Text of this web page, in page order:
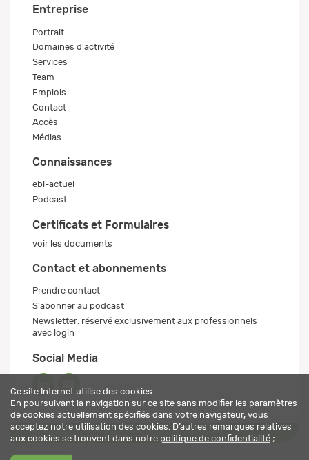
Entreprise
Portrait
Domaines d'activité
Services
Team
Emplois
Contact
Accès
Médias
Connaissances
ebi-actuel
Podcast
Certificats et Formulaires
voir les documents
Contact et abonnements
Prendre contact
S'abonner au podcast
Newsletter: réservé exclusivement aux professionnels
avec login
Social Media
Ce site Internet utilise des cookies.
En poursuivant la navigation sur ce site sans modifier les paramètres
de cookies actuellement spécifiés dans votre navigateur, vous
acceptez notre utilisation des cookies. D’autres remarques relatives
aux cookies se trouvent dans notre politique de confidentialité .;